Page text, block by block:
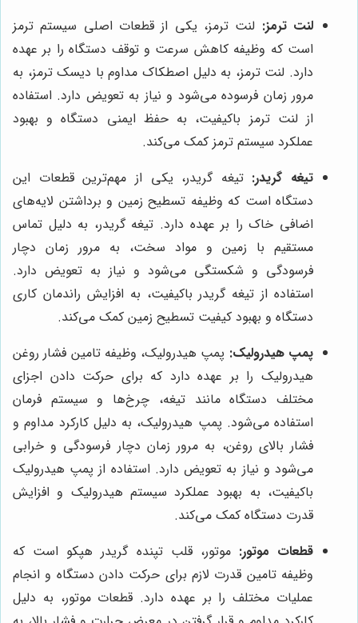
لنت ترمز: لنت ترمز، یکی از قطعات اصلی سیستم ترمز
است که وظیفه کاهش سرعت و توقف دستگاه را بر عهده
دارد. لنت ترمز، به دلیل اصطکاک مداوم با دیسک ترمز، به
مرور زمان فرسوده می‌شود و نیاز به تعویض دارد. استفاده
از لنت ترمز باکیفیت، به حفظ ایمنی دستگاه و بهبود
عملکرد سیستم ترمز کمک می‌کند.
تیغه گریدر: تیغه گریدر، یکی از مهم‌ترین قطعات این
دستگاه است که وظیفه تسطیح زمین و برداشتن لایه‌های
اضافی خاک را بر عهده دارد. تیغه گریدر، به دلیل تماس
مستقیم با زمین و مواد سخت، به مرور زمان دچار
فرسودگی و شکستگی می‌شود و نیاز به تعویض دارد.
استفاده از تیغه گریدر باکیفیت، به افزایش راندمان کاری
دستگاه و بهبود کیفیت تسطیح زمین کمک می‌کند.
پمپ هیدرولیک: پمپ هیدرولیک، وظیفه تامین فشار روغن
هیدرولیک را بر عهده دارد که برای حرکت دادن اجزای
مختلف دستگاه مانند تیغه، چرخ‌ها و سیستم فرمان
استفاده می‌شود. پمپ هیدرولیک، به دلیل کارکرد مداوم و
فشار بالای روغن، به مرور زمان دچار فرسودگی و خرابی
می‌شود و نیاز به تعویض دارد. استفاده از پمپ هیدرولیک
باکیفیت، به بهبود عملکرد سیستم هیدرولیک و افزایش
قدرت دستگاه کمک می‌کند.
قطعات موتور: موتور، قلب تپنده گریدر هپکو است که
وظیفه تامین قدرت لازم برای حرکت دادن دستگاه و انجام
عملیات مختلف را بر عهده دارد. قطعات موتور، به دلیل